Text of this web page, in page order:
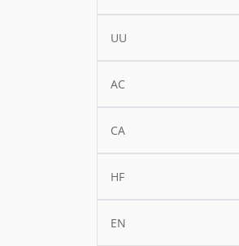
UU
AC
CA
HF
EN